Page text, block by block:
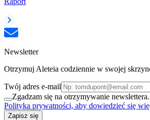
Newsletter
Otrzymuj Aleteia codziennie w swojej
Twój adres e-mail
Zgadzam się na otrzymywanie
Polityka prywatności, aby dowiedzieć się
Zapisz się